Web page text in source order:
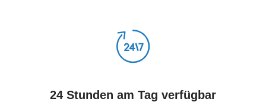
24 Stunden am Tag verfügbar